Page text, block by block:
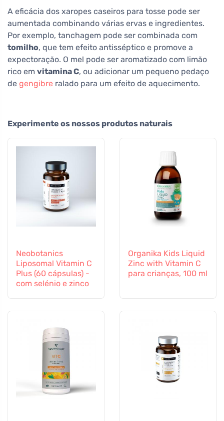
A eficácia dos xaropes caseiros para tosse pode ser
aumentada combinando várias ervas e ingredientes.
Por exemplo, tanchagem pode ser combinada com
tomilho, que tem efeito antisséptico e promove a
expectoração. O mel pode ser aromatizado com limão
rico em vitamina C, ou adicionar um pequeno pedaço
de gengibre ralado para um efeito de aquecimento.
Experimente os nossos produtos naturais
Neobotanics
Liposomal Vitamin C
Plus (60 cápsulas) -
com selénio e zinco
Organika Kids Liquid
Zinc with Vitamin C
para crianças, 100 ml